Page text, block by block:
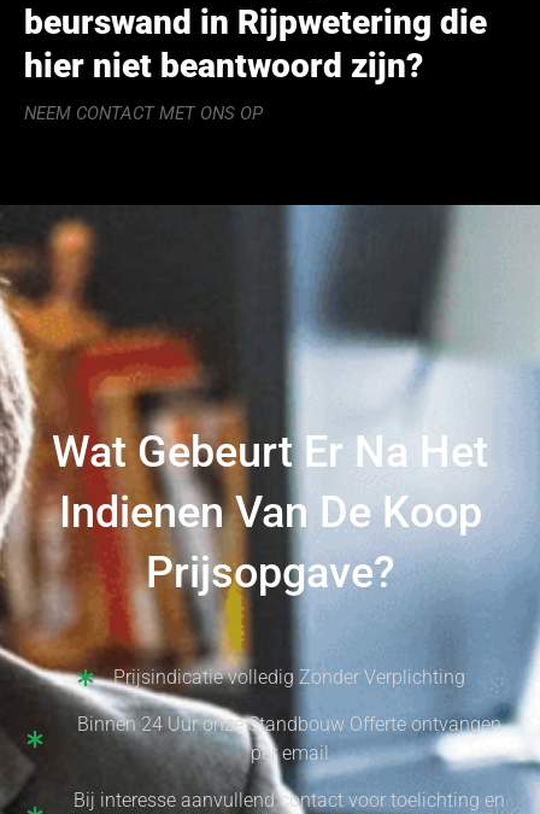
beurswand in Rijpwetering die
hier niet beantwoord zijn?
NEEM CONTACT MET ONS OP
Wat Gebeurt Er Na Het
Indienen Van De Koop
Prijsopgave?
Prijsindicatie volledig Zonder Verplichting
Binnen 24 Uur onze Standbouw Offerte ontvangen
per email
Bij interesse aanvullend contact voor toelichting en